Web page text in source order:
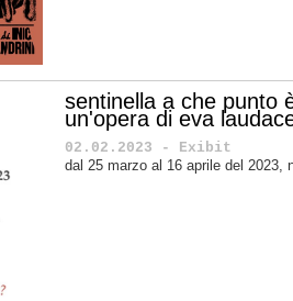
sentinella a che punto
un'opera di eva
02.02.2023 - Exibit
dal 25 marzo al 16 aprile del 2023,